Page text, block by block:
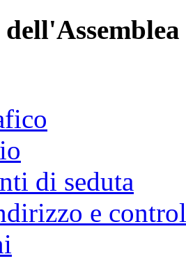
di seduta
e